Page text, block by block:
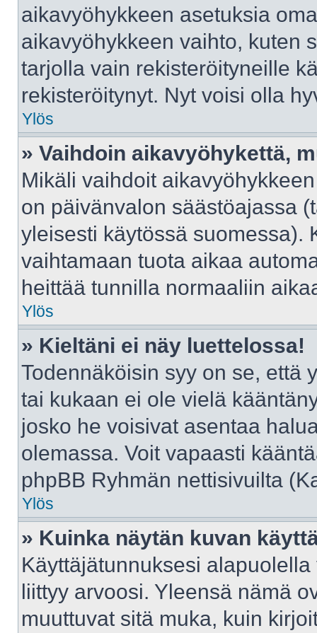
aikavyöhykkeen asetuksia
aikavyöhykkeen vaihto, kuten
tarjolla vain rekisteröityneille
rekisteröitynyt. Nyt voisi olla
Ylös
» Vaihdoin aikavyöhykettä,
Mikäli vaihdoit
on päivänvalon säästöajassa
yleisesti käytössä suomessa).
vaihtamaan tuota aikaa
heittää tunnilla normaaliin
Ylös
» Kieltäni ei näy luettelossa!
Todennäköisin syy on se, että
tai kukaan ei ole vielä
josko he voisivat asentaa
olemassa. Voit vapaasti
phpBB Ryhmän nettisivuilta
Ylös
» Kuinka näytän kuvan
Käyttäjätunnuksesi
liittyy arvoosi. Yleensä nämä
muuttuvat sitä muka, kuin